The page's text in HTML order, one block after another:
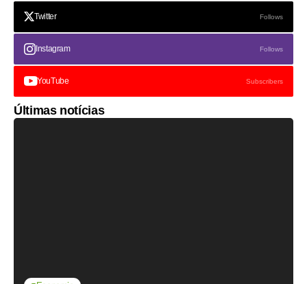
Twitter Follows
Instagram Follows
YouTube Subscribers
Últimas notícias